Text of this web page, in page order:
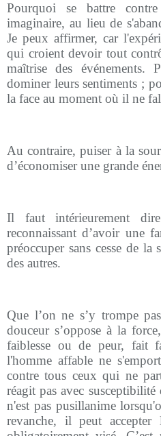
Pourquoi se battre
imaginaire, au lieu de
Je peux affirmer, car
qui croient devoir tout
maîtrise des événements.
dominer leurs sentiments ;
la face au moment où il ne
Au contraire, puiser à la
d’économiser une grande
Il faut intérieurement
reconnaissant d’avoir une
préoccuper sans cesse de la
des autres.
Que l’on ne s’y trompe
douceur s’oppose à la
faiblesse ou de peur, fait
l'homme affable ne
contre tous ceux qui ne
réagit pas avec
n'est pas pusillanime
revanche, il peut